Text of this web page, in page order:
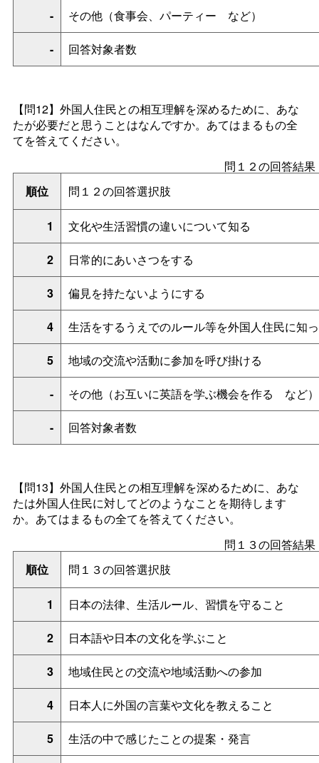
- その他（食事会、パーティー など）
- 回答対象者数
【問12】 外国人住民との相互理解を深めるために、あな
たが必要だと思うことはなんですか。あてはまるもの全
てを答えてください。
問１２の回答結果
順位
問１２の回答選択肢
1 文化や生活習慣の違いについて知る
2 日常的にあいさつをする
3 偏見を持たないようにする
4 生活をするうえでのルール等を外国人住民に知
5 地域の交流や活動に参加を呼び掛ける
- その他（お互いに英語を学ぶ機会を作る など）
- 回答対象者数
【問13】 外国人住民との相互理解を深めるために、あな
たは外国人住民に対してどのようなことを期待します
か。あてはまるもの全てを答えてください。
問１３の回答結果
順位
問１３の回答選択肢
1 日本の法律、生活ルール、習慣を守ること
2 日本語や日本の文化を学ぶこと
3 地域住民との交流や地域活動への参加
4 日本人に外国の言葉や文化を教えること
5 生活の中で感じたことの提案・発言